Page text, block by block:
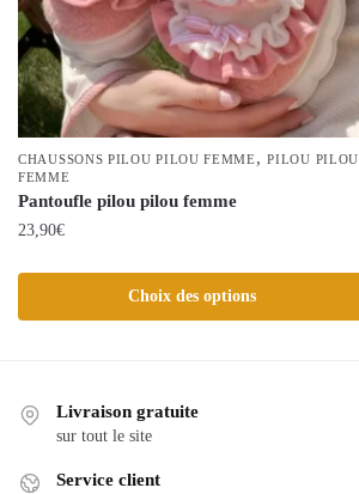
CHAUSSONS PILOU PILOU FEMME,PILOU PILOU
FEMME
Pantoufle pilou pilou femme
23,90€
Choix des options
Ce
Les
options
peuvent
Livraison gratuite
sur tout le site
Service client